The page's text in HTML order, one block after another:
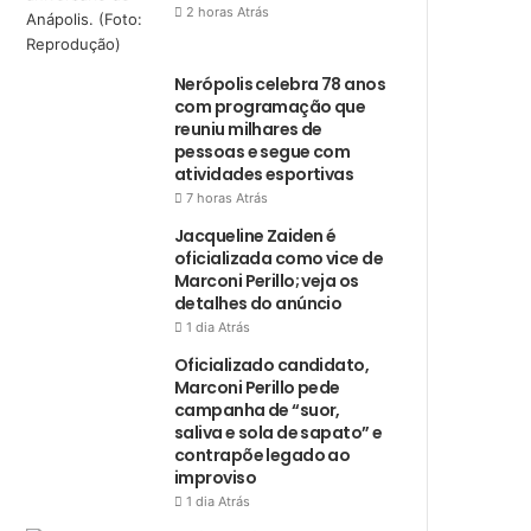
2 horas Atrás
Nerópolis celebra 78 anos
com programação que
reuniu milhares de
pessoas e segue com
atividades esportivas
7 horas Atrás
Jacqueline Zaiden é
oficializada como vice de
Marconi Perillo; veja os
detalhes do anúncio
1 dia Atrás
Oficializado candidato,
Marconi Perillo pede
campanha de “suor,
saliva e sola de sapato” e
contrapõe legado ao
improviso
1 dia Atrás